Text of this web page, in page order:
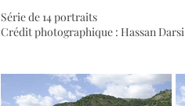
Série de 14 portraits
Crédit photographique : Hassan Darsi